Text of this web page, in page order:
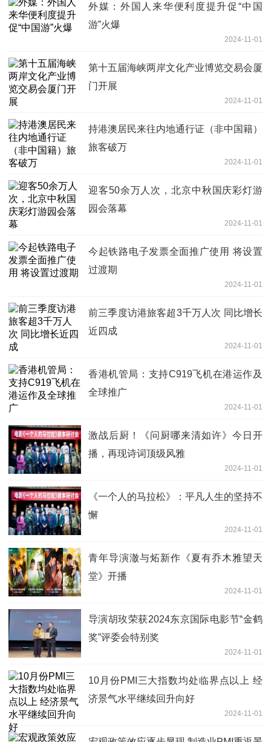
外媒：外国人来华便利度提升促“中国
游”火爆
2024-11-01
第十五届海峡两岸文化产业博览交易会厦
门开展
2024-11-01
持港澳居民来往内地通行证（非中国籍）
旅客破万
2024-11-01
迎客50余万人次，北京中秋国庆彩灯游
园会落幕
2024-11-01
今起铁路电子发票全面推广使用 将设置
过渡期
2024-11-01
前三季度访港旅客超3千万人次 同比增长
近四成
2024-11-01
香港机管局：支持C919飞机在港运作及
全球推广
2024-11-01
激战后厨！《问厨哪来清如许》今日开
播，再现诗词顶级风雅
2024-11-01
《一个人的马拉松》：平凡人生的坚持不
懈
2024-11-01
青年导演澈与炻新作《夏有乔木雅望天
堂》开播
2024-11-01
导演胡玫荣获2024东京国际电影节“金鹤
奖”评委会特别奖
2024-11-01
10月份PMI三大指数均处临界点以上 经
济景气水平继续回升向好
2024-11-01